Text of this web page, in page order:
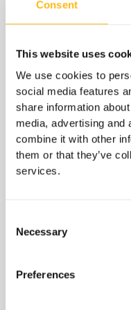
Consent
This website uses
We use cookies to
social media features
share information
media, advertising and
combine it with other
them or that they’ve
services.
Selection
Necessary
Preferences
sind besonders
Sicherheit
sichere
Diese speziell für
entwickelten
und Aufbewahren
System zeichnet
Benutzersicherheit.